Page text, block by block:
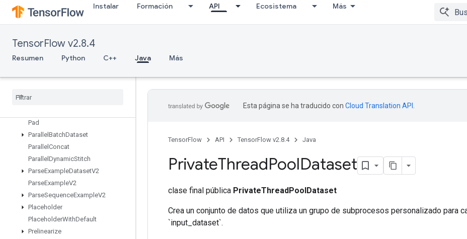
Instalar Formación API Ecosistema Más
TensorFlow v2.8.4
Resumen Python C++ Java Más
OrderedMapStage
OrderedMapUnstage
OrderedMapUnstageNoKey
Outfeed
DequeueTuple
Outfeed
Pad
Parallel BatchDataset
Parallel Concat
Parallel DynamicStitch
ParseExampleDatasetV2
ParseExampleV2
ParseSequenceExampleV2
Placeholder
PlaceholderWithDefault
Prelinearize
Esta página se ha traducido con Cloud Translation API
TensorFlow API TensorFlow v2.8.4 Java
PrivateThreadPoolDataset
clase final pública PrivateThreadPoolDataset
Crea un conjunto de datos que utiliza un grupo de subprocesos personalizado para
`input_dataset`.